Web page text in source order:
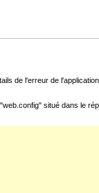
de l'erreur de
situé dans le